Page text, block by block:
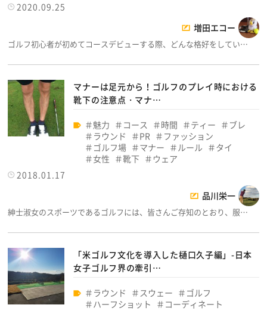
2020.09.25
増田エコー
ゴルフ初心者が初めてコースデビューする際、どんな格好をしてい…
マナーは足元から！ゴルフのプレイ時における
靴下の注意点・マナ…
魅力 コース 時間 ティー
ブレ
ラウンド
PR
ファッション
ゴルフ場
マナー ルール
タイ
女性
靴下
ウェア
2018.01.17
品川栄一
紳士淑女のスポーツであるゴルフには、皆さんご存知のとおり、服…
「米ゴルフ文化を導入した樋口久子編」-日本
女子ゴルフ界の牽引…
ラウンド スウェー
ゴルフ
ハーフショット
コーディネート